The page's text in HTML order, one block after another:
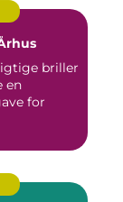
briller
en
for